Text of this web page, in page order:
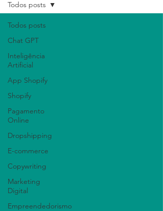
Todos posts
Chat GPT
Inteligência
Artificial
App Shopify
Shopify
Pagamento
Online
Dropshipping
E-commerce
Copywriting
Marketing
Digital
Empreendedorismo
Todos posts